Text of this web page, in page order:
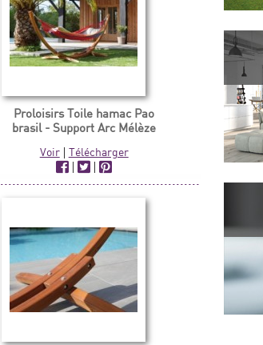
Proloisirs Toile hamac Pao
brasil - Support Arc Mélèze
Voir| Télécharger
|
|